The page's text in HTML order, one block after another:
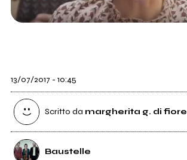
13/07/2017 - 10:45
Scritto da margherita g. di fiore
Baustelle